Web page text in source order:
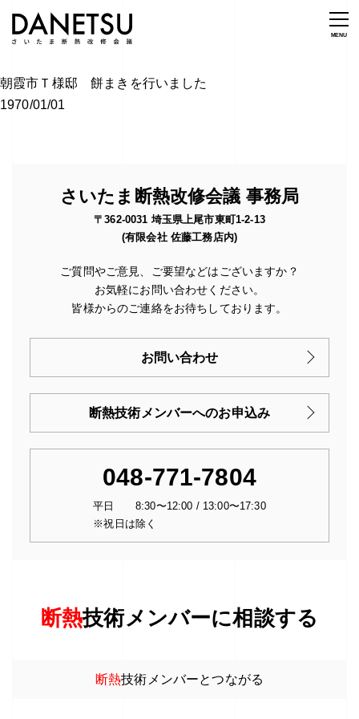
朝霞市Ｔ様邸 餅まきを行いました
1970/01/01
さいたま断熱改修会議 事務局
〒362-0031 埼玉県上尾市東町1-2-13
(有限会社 佐藤工務店内)
ご質問やご意見、ご要望などはございますか？
お気軽にお問い合わせください。
皆様からのご連絡をお待ちしております。
お問い合わせ
断熱技術メンバーへのお申込み
048-771-7804
平日 8:30〜12:00 / 13:00〜17:30
※祝日は除く
断熱技術メンバーに相談する
断熱技術メンバーとつながる